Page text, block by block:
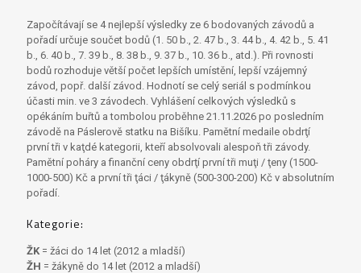
Započítávají se 4 nejlepší výsledky ze 6 bodovaných závodů a
pořadí určuje součet bodů (1. 50 b., 2. 47 b., 3. 44 b., 4. 42 b., 5. 41
b., 6. 40 b., 7. 39 b., 8. 38 b., 9. 37 b., 10. 36 b., atd.). Při rovnosti
bodů rozhoduje větší počet lepších umístění, lepší vzájemný
závod, popř. další závod. Hodnotí se celý seriál s podmínkou
účasti min. ve 3 závodech. Vyhlášení celkových výsledků s
opékáním buřtů a tombolou proběhne 21.11.2026 po posledním
závodě na Páslerově statku na Bišíku. Pamětní medaile obdrţí
první tři v kaţdé kategorii, kteří absolvovali alespoň tři závody.
Pamětní poháry a finanční ceny obdrţí první tři muţi / ţeny (1500-
1000-500) Kč a první tři ţáci / ţákyně (500-300-200) Kč v absolutním
pořadí.
Kategorie:
ŽK = žáci do 14 let (2012 a mladší)
ŽH = žákyně do 14 let (2012 a mladší)